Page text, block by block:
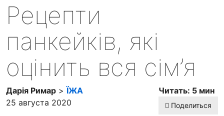
Рецепти
панкейків, які
оцінить вся сім’я
Дарія Римар > ЇЖА
25 августа 2020
Читать: 5 мин
Поделиться